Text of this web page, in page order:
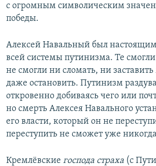
с огромным символическим
победы.
Алексей Навальный был
всей системы путинизма. Те смогли
не смогли ни сломать, ни
даже остановить. Путинизм
откровенно добиваясь чего или
но смерть Алексея Навального
его власти, который он не
переступить не сможет уже
Кремлёвские господа страха (с